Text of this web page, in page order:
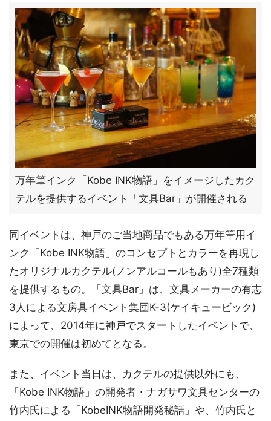
万年筆インク「Kobe INK物語」をイメージしたカク
テルを提供するイベント「文具Bar」が開催される
同イベントは、神戸のご当地商品でもある万年筆用イ
ンク「Kobe INK物語」のコンセプトとカラーを再現し
たオリジナルカクテル(ノンアルコールもあり)全7種類
を提供するもの。「文具Bar」は、文具メーカーの有志
3人による文房具イベント集団K-3(ケイキュービック)
によって、2014年に神戸でスタートしたイベントで、
東京での開催は初めてとなる。
また、イベント当日は、カクテルの提供以外にも、
「Kobe INK物語」の開発者・ナガサワ文具センターの
竹内氏による「KobeINK物語開発秘話」や、竹内氏と